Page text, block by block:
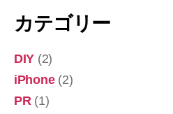
カテゴリー
DIY (2)
iPhone(2)
PR(1)